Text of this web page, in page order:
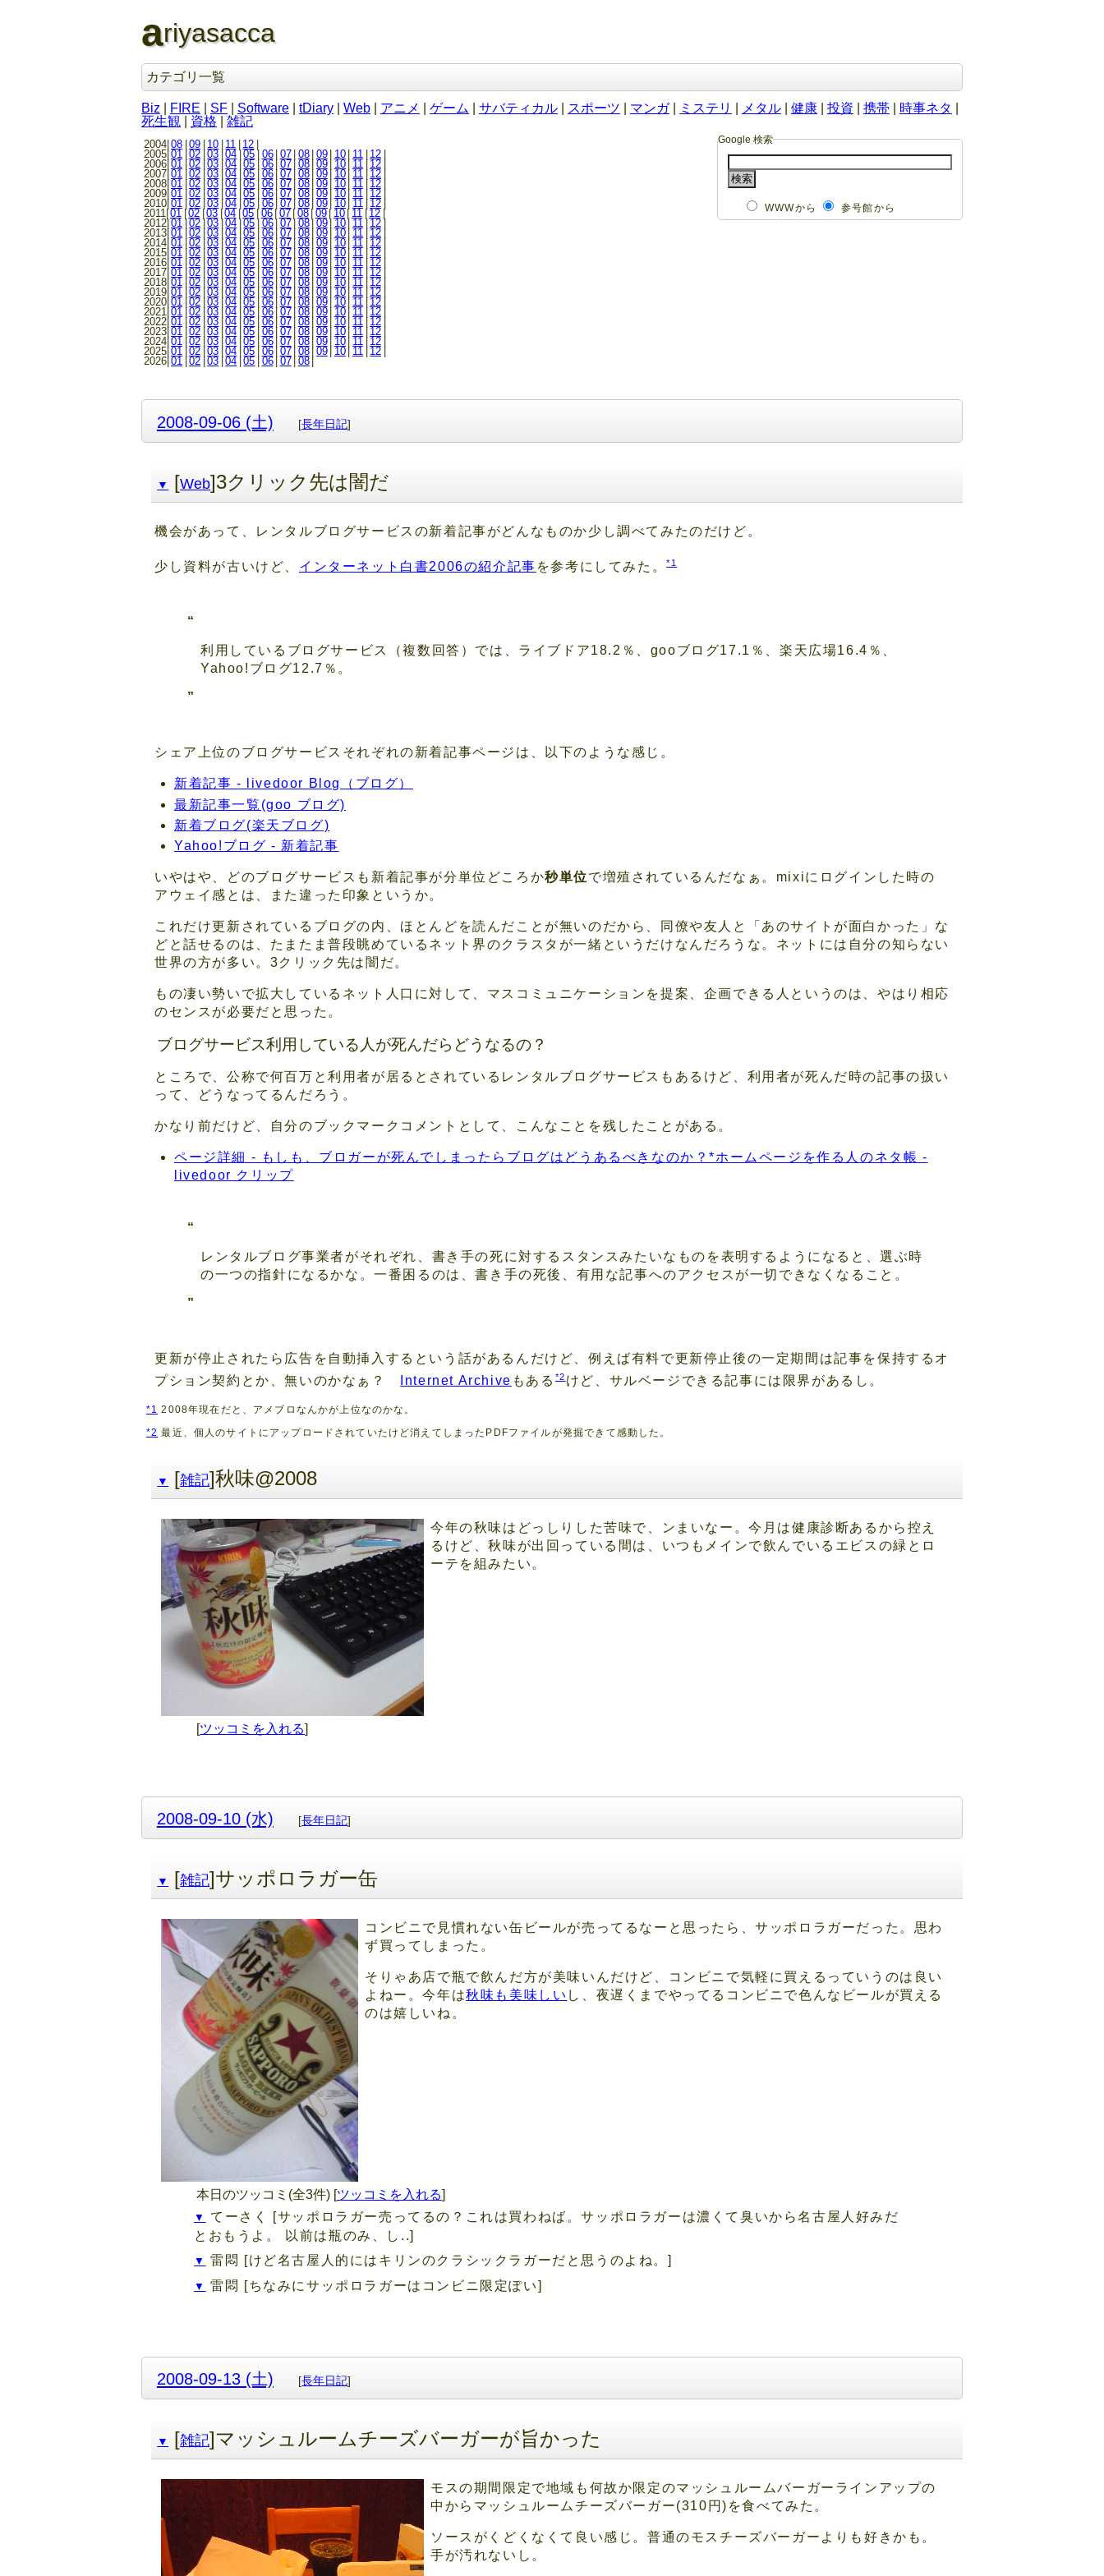
ariyasacca
カテゴリ一覧
Biz FIRE SF Software tDiary Web アニメ ゲーム サバティカル スポーツ マンガ| ミステリ メタル 健康 投資 携帯 時事ネタ
死生観
資格 雑記
Google 検索
WWWから 参号館から
2004| 08 09 10 11 12
2005|01 |02 |03 |04 | 05 | 06 07 08 09 10 11 12
2006|01 |02 |03 |04 |05 | 06 | 07 | 08 | 09 | 10 | 11 | 12 |
2007|01 |02 |03 |04 |05 | 06 | 07 | 08 | 09 | 10 | 11 | 12 |
2008|01 |02 |03 |04 |05 | 06 | 07 | 08 | 09 | 10 | 11 | 12 |
2009|01 |02 |03 |04 |05 | 06 | 07 | 08 | 09 | 10 | 11 | 12 |
2010|01 |02 |03 |04 |05 | 06 | 07 | 08 | 09 | 10 | 11 | 12 |
2011|01 |02 |03 |04 |05 |06 |07 |08 |09 | 10 | 11 | 12 |
2012| 01 | 02 | 03 | 04 | 05 | 06| 07| 08| 09| 10| 11 | 12 |
2013|01 |02 |03 |04 |05 | 06 | 07 | 08 | 09 | 10 | 11 | 12 |
2014|01 |02 |03 |04 |05 | 06 | 07 | 08 | 09 | 10 | 11 | 12 |
2015|01 |02 |03 |04 |05 | 06 | 07 | 08 | 09 | 10 | 11 | 12 |
2016|01 |02 |03 |04 |05 | 06 | 07 | 08 | 09 | 10 | 11 | 12 |
2017|01 |02 |03 |04 |05 | 06 | 07 | 08 | 09 | 10 | 11 | 12 |
2018|01 |02 |03 |04 |05 | 06 | 07 | 08 | 09 | 10 | 11 | 12 |
2019|01 |02 |03 |04 |05 | 06 | 07 | 08 | 09 | 10 | 11 | 12 |
2020|01 |02 |03 |04 |05 | 06 | 07 | 08 | 09 | 10 | 11 | 12 |
2021|01 |02 |03 |04 |05 | 06 | 07 | 08 | 09 | 10 | 11 | 12 |
2022|01 |02 |03 |04 |05 | 06 | 07 | 08 | 09 | 10 | 11 | 12 |
2023|01 |02 |03 |04 |05 | 06 | 07 | 08 | 09 | 10 | 11 | 12 |
2024|01 |02 |03 |04 |05 | 06 | 07 | 08 | 09 | 10 | 11 | 12 |
2025|01 |02 |03 |04 |05 | 06 | 07 | 08 | 09 | 10 | 11 | 12 |
2026|01 |02 |03 |04 |05 | 06 | 07 | 08 |
2008-09-06 (土) [長年日記]
▼ [Web]3クリック先は闇だ
機会があって、レンタルブログサービスの新着記事がどんなものか少し調べてみたのだけど。
少し資料が古いけど、 インターネット白書2006の紹介記事 を参考にしてみた。*1
利用しているブログサービス（複数回答）では、ライブドア18.2％、gooブログ17.1％、楽天広場16.4％、
Yahoo!ブログ12.7％。
シェア上位のブログサービスそれぞれの新着記事ページは、以下のような感じ。
新着記事 - livedoor Blog（ブログ）
最新記事一覧(goo ブログ)
新着ブログ(楽天ブログ)
Yahoo!ブログ - 新着記事
いやはや、どのブログサービスも新着記事が分単位どころか秒単位で増殖されているんだなぁ。mixiにログインした時の
アウェイ感とは、また違った印象というか。
これだけ更新されているブログの内、ほとんどを読んだことが無いのだから、同僚や友人と「あのサイトが面白かった」な
どと話せるのは、たまたま普段眺めているネット界のクラスタが一緒というだけなんだろうな。ネットには自分の知らない
世界の方が多い。3クリック先は闇だ。
もの凄い勢いで拡大しているネット人口に対して、マスコミュニケーションを提案、企画できる人というのは、やはり相応
のセンスが必要だと思った。
ブログサービス利用している人が死んだらどうなるの？
ところで、公称で何百万と利用者が居るとされているレンタルブログサービスもあるけど、利用者が死んだ時の記事の扱い
って、どうなってるんだろう。
かなり前だけど、自分のブックマークコメントとして、こんなことを残したことがある。
ページ詳細 - もしも、ブロガーが死んでしまったらブログはどうあるべきなのか？*ホームページを作る人のネタ帳 -
livedoor クリップ
レンタルブログ事業者がそれぞれ、書き手の死に対するスタンスみたいなものを表明するようになると、選ぶ時
の一つの指針になるかな。一番困るのは、書き手の死後、有用な記事へのアクセスが一切できなくなること。
更新が停止されたら広告を自動挿入するという話があるんだけど、例えば有料で更新停止後の一定期間は記事を保持するオ
プション契約とか、無いのかなぁ？
Internet Archive もある*2けど、サルベージできる記事には限界があるし。
*1 2008年現在だと、アメブロなんかが上位なのかな。
*2 最近、個人のサイトにアップロードされていたけど消えてしまったPDFファイルが発掘できて感動した。
▼ [雑記]秋味@2008
今年の秋味はどっしりした苦味で、ンまいなー。今月は健康診断あるから控え
るけど、秋味が出回っている間は、いつもメインで飲んでいるエビスの緑とロ
ーテを組みたい。
[ツッコミを入れる]
2008-09-10 (水) [長年日記]
▼ [雑記]サッポロラガー缶
コンビニで見慣れない缶ビールが売ってるなーと思ったら、サッポロラガーだった。思わ
ず買ってしまった。
そりゃあ店で瓶で飲んだ方が美味いんだけど、コンビニで気軽に買えるっていうのは良い
よねー。今年は秋味も美味しい し、夜遅くまでやってるコンビニで色んなビールが買える
のは嬉しいね。
本日のツッコミ(全3件) [ツッコミを入れる]
▼ てーさく
[サッポロラガー売ってるの？これは買わねば。サッポロラガーは濃くて臭いから名古屋人好みだ
とおもうよ。 以前は瓶のみ、し..]
▼ 雷悶 [けど名古屋人的にはキリンのクラシックラガーだと思うのよね。]
▼ 雷悶 [ちなみにサッポロラガーはコンビニ限定ぽい]
2008-09-13 (土) [長年日記]
▼ [雑記]マッシュルームチーズバーガーが旨かった
モスの期間限定で地域も何故か限定のマッシュルームバーガーラインアップの
中からマッシュルームチーズバーガー(310円)を食べてみた。
ソースがくどくなくて良い感じ。普通のモスチーズバーガーよりも好きかも。
手が汚れないし。